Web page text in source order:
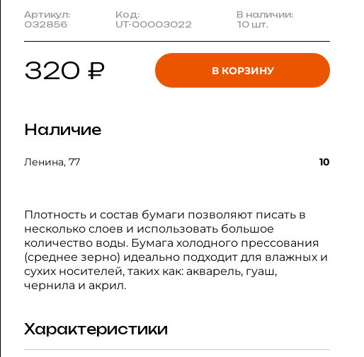
Артикул:
032856
Код:
UT-00003022
В наличии:
10 шт.
320 ₽ В КОРЗИНУ
Наличие
Ленина, 77 10
Плотность и состав бумаги позволяют писать в
несколько слоев и использовать большое
количество воды. Бумага холодного прессования
(среднее зерно) идеально подходит для влажных и
сухих носителей, таких как: акварель, гуаш,
чернила и акрил.
Характеристики